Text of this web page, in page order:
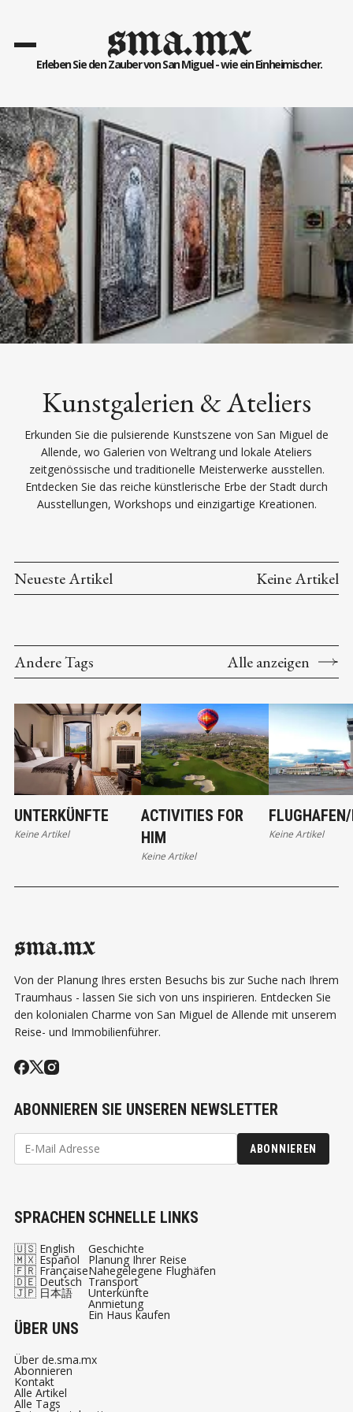
sma.mx
Erleben Sie den Zauber von San Miguel - wie ein Einheimischer.
Kunstgalerien & Ateliers
Erkunden Sie die pulsierende Kunstszene von San Miguel de
Allende, wo Galerien von Weltrang und lokale Ateliers
zeitgenössische und traditionelle Meisterwerke ausstellen.
Entdecken Sie das reiche künstlerische Erbe der Stadt durch
Ausstellungen, Workshops und einzigartige Kreationen.
Neueste Artikel Keine Artikel
Andere Tags Alle anzeigen
UNTERKÜNFTE
Keine Artikel
ACTIVITIES FOR
HIM
Keine Artikel
Keine Artikel
sma.mx
Von der Planung Ihres ersten Besuchs bis zur Suche nach Ihrem
Traumhaus - lassen Sie sich von uns inspirieren. Entdecken Sie
den kolonialen Charme von San Miguel de Allende mit unserem
Reise- und Immobilienführer.
ABONNIEREN SIE UNSEREN NEWSLETTER
ABONNIEREN
SPRACHEN
🇺🇸 English
🇲🇽 Español
🇫🇷 Française
🇩🇪 Deutsch
🇯🇵 日本語
SCHNELLE LINKS
Geschichte
Planung Ihrer Reise
Nahegelegene Flughäfen
Transport
Unterkünfte
Anmietung
Ein Haus kaufen
ÜBER UNS
Über de.sma.mx
Abonnieren
Kontakt
Alle Artikel
Alle Tags